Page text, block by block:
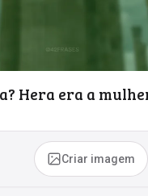
Hera era a
Criar imagem